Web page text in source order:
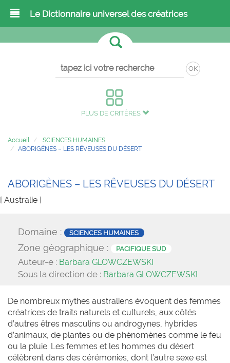
Le Dictionnaire universel des créatrices
OK
PLUS DE CRITÈRES
Accueil
SCIENCES HUMAINES
ABORIGÈNES – LES RÊVEUSES DU DÉSERT
ABORIGÈNES – LES RÊVEUSES DU DÉSERT
[ Australie ]
Domaine : SCIENCES HUMAINES
Zone géographique : PACIFIQUE SUD
Auteur-e : Barbara GLOWCZEWSKI
Sous la direction de : Barbara GLOWCZEWSKI
De nombreux mythes australiens évoquent des femmes
créatrices de traits naturels et culturels, aux côtés
d’autres êtres masculins ou androgynes, hybrides
d’animaux, de plantes ou de phénomènes comme le feu
ou la pluie. Les femmes et les hommes du désert
célèbrent dans des cérémonies, dont l’autre sexe est